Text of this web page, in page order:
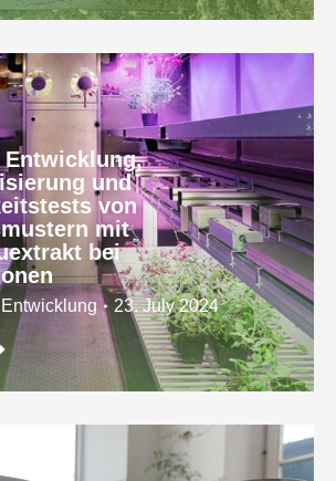
Entwicklung,
und
von
mit
bei
23. July 2024